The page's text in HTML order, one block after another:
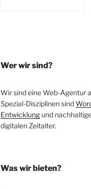
Wer wir sind?
Wir sind eine Web-Agentur
Spezial-Disziplinen sind
Entwicklung und
digitalen Zeitalter.
Was wir bieten?